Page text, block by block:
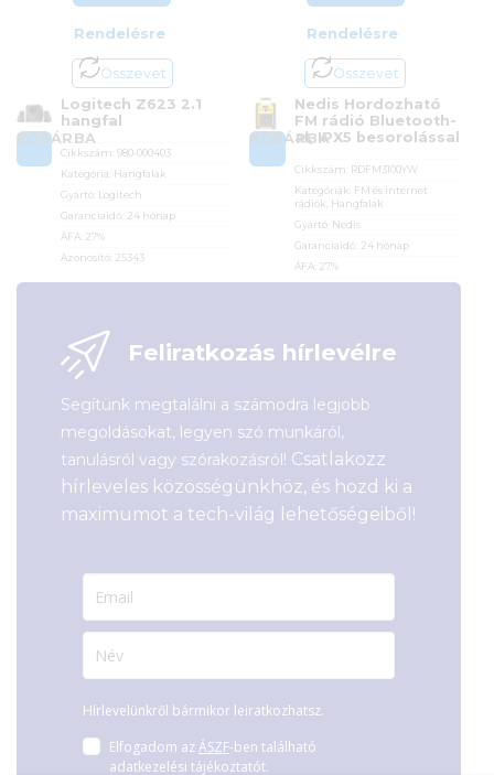
Rendelésre
Összevet
KOSÁRBA
Logitech Z623 2.1
hangfal
Cikkszám:980-000403
Kategória: Hangfalak
Gyártó: Logitech
Garanciaidő: 24 hónap
ÁFA: 27%
Azonosító: 25343
Rendelésre
Összevet
KOSÁRBA
Nedis Hordozható
FM rádió Bluetooth-
al, IPX5 besorolással
Cikkszám: RDFM3100YW
Kategóriák: FM és internet
rádiók Hangfalak
Gyártó: Nedis
Garanciaidő: 24 hónap
ÁFA: 27%
Feliratkozás hírlevélre
Segítünk megtalálni a számodra legjobb
megoldásokat, legyen szó munkáról,
tanulásról vagy szórakozásról! Csatlakozz
hírleveles közösségünkhöz, és hozd ki a
maximumot a tech-világ lehetőségeiből!
Hírlevelünkről bármikor leiratkozhatsz.
Elfogadom az ÁSZF-ben található
adatkezelési tájékoztatót.